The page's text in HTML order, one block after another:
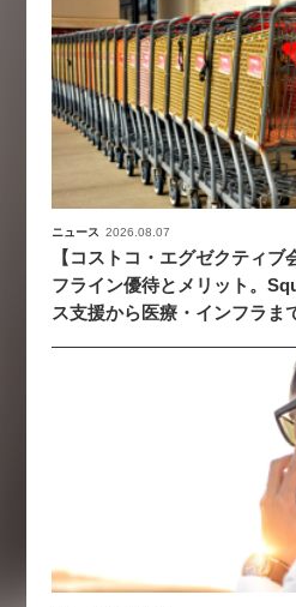
ニュース 2026.08.07
【コストコ・エグゼクティブ
フライン優待とメリット。
ス支援から医療・インフラま